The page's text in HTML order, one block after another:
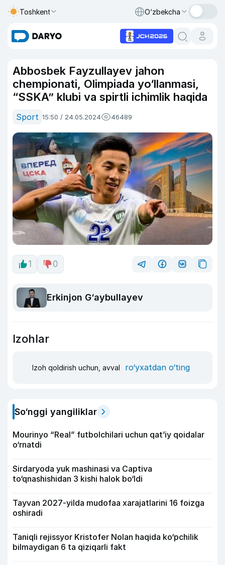
Toshkent O‘zbekcha
Abbosbek Fayzullayev jahon
chempionati, Olimpiada yo‘llanmasi,
“SSKA” klubi va spirtli ichimlik haqida
Sport 15:50 / 24.05.2024 46489
1 0
Erkinjon G‘aybullayev
Izohlar
Izoh qoldirish uchun, avval ro‘yxatdan o‘ting
So‘nggi yangiliklar
Mourinyo “Real” futbolchilari uchun qat’iy qoidalar
o‘rnatdi
Sirdaryoda yuk mashinasi va Captiva
to‘qnashishidan 3 kishi halok bo‘ldi
Tayvan 2027-yilda mudofaa xarajatlarini 16 foizga
oshiradi
Taniqli rejissyor Kristofer Nolan haqida ko‘pchilik
bilmaydigan 6 ta qiziqarli fakt